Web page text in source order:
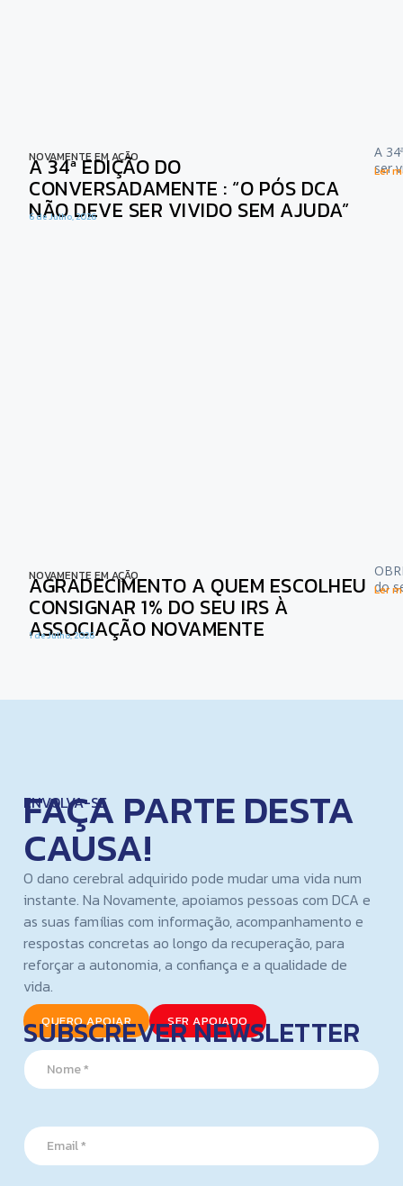
NOVAMENTE EM AÇÃO
A 34ª EDIÇÃO DO
CONVERSADAMENTE : “O PÓS DCA
NÃO DEVE SER VIVIDO SEM AJUDA”
6 de Julho, 2026
A
ser
Ler
NOVAMENTE EM AÇÃO
AGRADECIMENTO A QUEM ESCOLHEU
CONSIGNAR 1% DO SEU IRS À
ASSOCIAÇÃO NOVAMENTE
1 de Julho, 2026
do
Ler
ENVOLVA-SE
FAÇA PARTE DESTA
CAUSA!
O dano cerebral adquirido pode mudar uma vida num
instante. Na Novamente, apoiamos pessoas com DCA e
as suas famílias com informação, acompanhamento e
respostas concretas ao longo da recuperação, para
reforçar a autonomia, a confiança e a qualidade de
vida.
QUERO APOIAR SER APOIADO
SUBSCREVER NEWSLETTER
E
m
a
*
E
m
N
a
m
*
E
m
a